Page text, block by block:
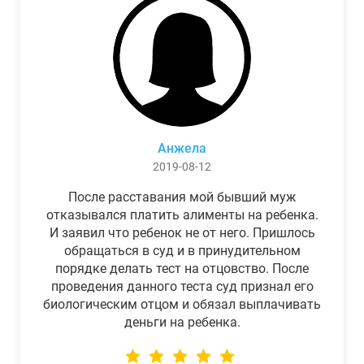
Анжела
2019-08-12
После расставания мой бывший муж
отказывался платить алименты на ребенка.
И заявил что ребенок не от него. Пришлось
обращаться в суд и в принудительном
порядке делать тест на отцовство. После
проведения данного теста суд признал его
биологическим отцом и обязал выплачивать
деньги на ребенка.